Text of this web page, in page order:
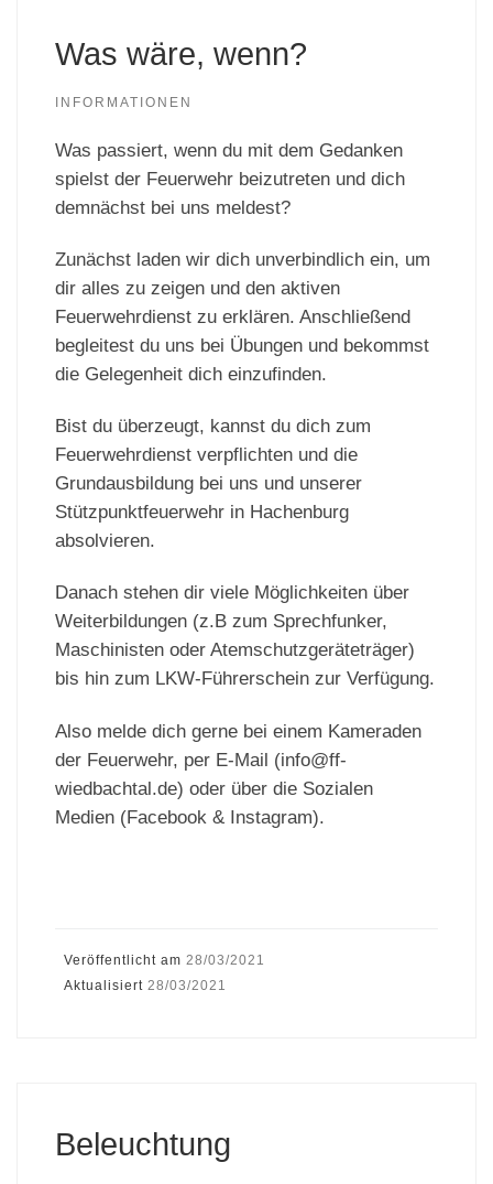
Was wäre, wenn?
INFORMATIONEN
Was passiert, wenn du mit dem Gedanken
spielst der Feuerwehr beizutreten und dich
demnächst bei uns meldest?
Zunächst laden wir dich unverbindlich ein, um
dir alles zu zeigen und den aktiven
Feuerwehrdienst zu erklären. Anschließend
begleitest du uns bei Übungen und bekommst
die Gelegenheit dich einzufinden.
Bist du überzeugt, kannst du dich zum
Feuerwehrdienst verpflichten und die
Grundausbildung bei uns und unserer
Stützpunktfeuerwehr in Hachenburg
absolvieren.
Danach stehen dir viele Möglichkeiten über
Weiterbildungen (z.B zum Sprechfunker,
Maschinisten oder Atemschutzgeräteträger)
bis hin zum LKW-Führerschein zur Verfügung.
Also melde dich gerne bei einem Kameraden
der Feuerwehr, per E-Mail (info@ff-
wiedbachtal.de) oder über die Sozialen
Medien (Facebook & Instagram).
Veröffentlicht am 28/03/2021
Aktualisiert 28/03/2021
Beleuchtung